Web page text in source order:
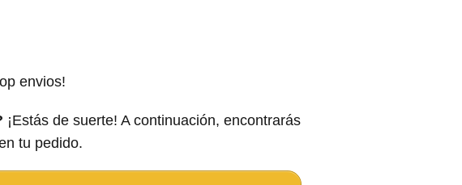
envios!
¡Estás de suerte! A continuación, encontrarás
tu pedido.